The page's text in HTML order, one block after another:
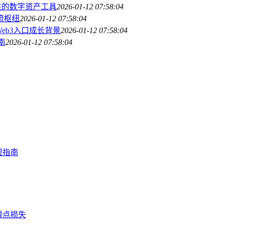
数字资产工具2026-01-12 07:58:04
枢纽2026-01-12 07:58:04
入口成长背景2026-01-12 07:58:04
2026-01-12 07:58:04
指南
点损失